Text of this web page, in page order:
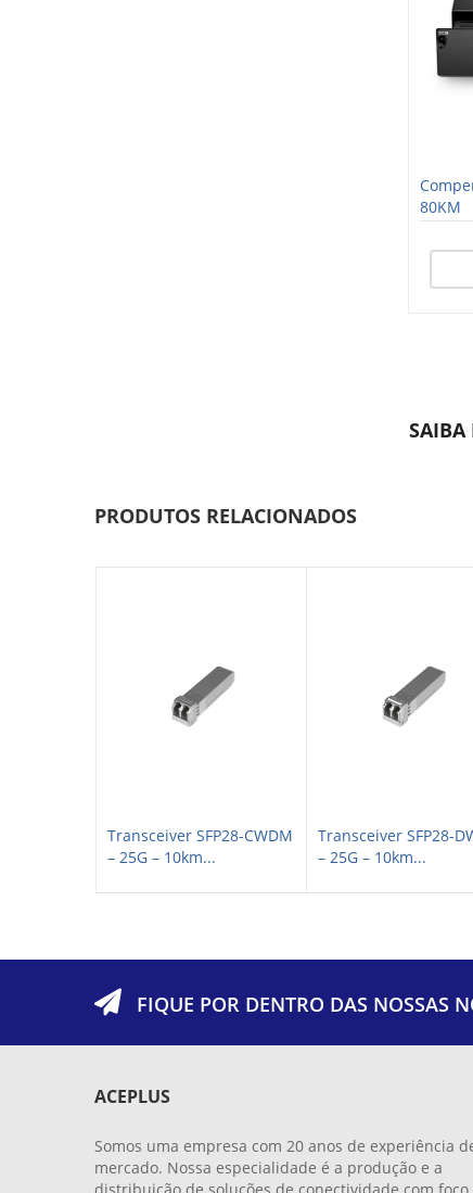
80KM
SAIBA
PRODUTOS RELACIONADOS
Transceiver SFP28-CWDM
– 25G – 10km...
Transceiver SFP28-
– 25G – 10km...
FIQUE POR DENTRO DAS NOSSAS
ACEPLUS
Somos uma empresa com 20 anos de experiência
mercado. Nossa especialidade é a produção e a